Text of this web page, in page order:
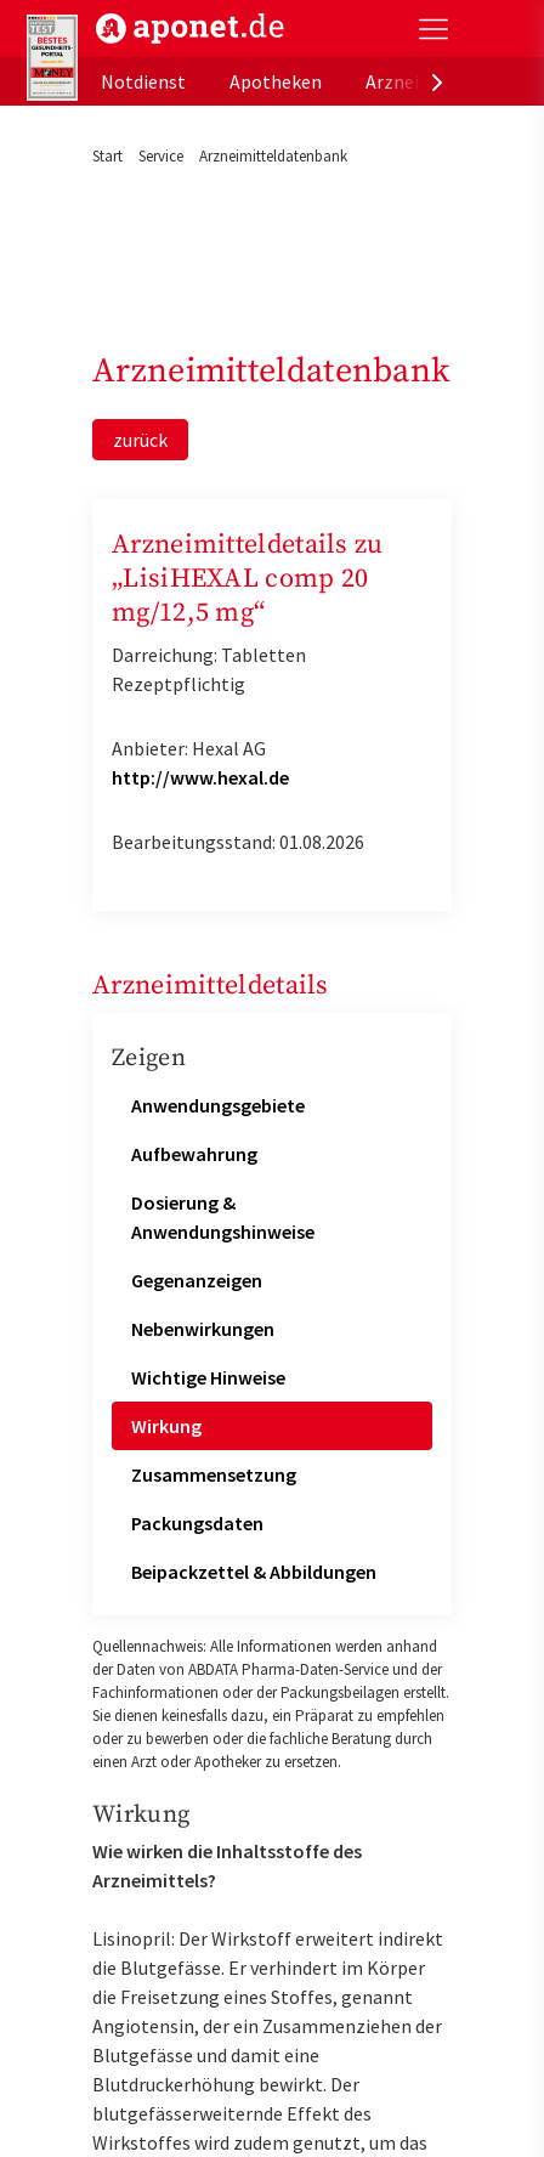
aponet.de - Das offizielle Gesundheitsportal der
Notdienst
Apotheken
Start Service Arzneimitteldatenbank
Arzneimitteldatenbank
zurück
Arzneimitteldetails zu
„LisiHEXAL comp 20
mg/12,5 mg“
Darreichung: Tabletten
Rezeptpflichtig
Anbieter: Hexal AG
http://www.hexal.de
Bearbeitungsstand: 01.08.2026
Arzneimitteldetails
Zeigen
Anwendungsgebiete
Aufbewahrung
Dosierung &
Anwendungshinweise
Gegenanzeigen
Nebenwirkungen
Wichtige Hinweise
Wirkung
Zusammensetzung
Packungsdaten
Beipackzettel & Abbildungen
Quellennachweis: Alle Informationen werden anhand
der Daten von ABDATA Pharma-Daten-Service und der
Fachinformationen oder der Packungsbeilagen erstellt.
Sie dienen keinesfalls dazu, ein Präparat zu empfehlen
oder zu bewerben oder die fachliche Beratung durch
einen Arzt oder Apotheker zu ersetzen.
Wirkung
Wie wirken die Inhaltsstoffe des
Arzneimittels?
Lisinopril: Der Wirkstoff erweitert indirekt
die Blutgefässe. Er verhindert im Körper
die Freisetzung eines Stoffes, genannt
Angiotensin, der ein Zusammenziehen der
Blutgefässe und damit eine
Blutdruckerhöhung bewirkt. Der
blutgefässerweiternde Effekt des
Wirkstoffes wird zudem genutzt, um das